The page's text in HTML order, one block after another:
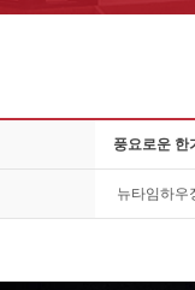
풍요로운 한
뉴타임하우